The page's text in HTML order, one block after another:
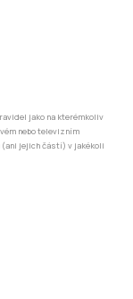
jako na kterémkoliv
nebo televizním
jejich částí) v jakékoli